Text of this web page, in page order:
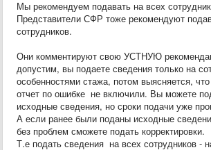
Мы рекомендуем подавать на всех
Представители СФР тоже рекомендуют
сотрудников.
Они комментируют свою УСТНУЮ
допустим, вы подаете сведения только на
особенностями стажа, потом выясняется, что
отчет по ошибке не включили. Вы можете
исходные сведения, но сроки подачи уже
А если ранее были поданы исходные
без проблем сможете подать корректировки.
Т.е подать сведения на всех сотрудников -